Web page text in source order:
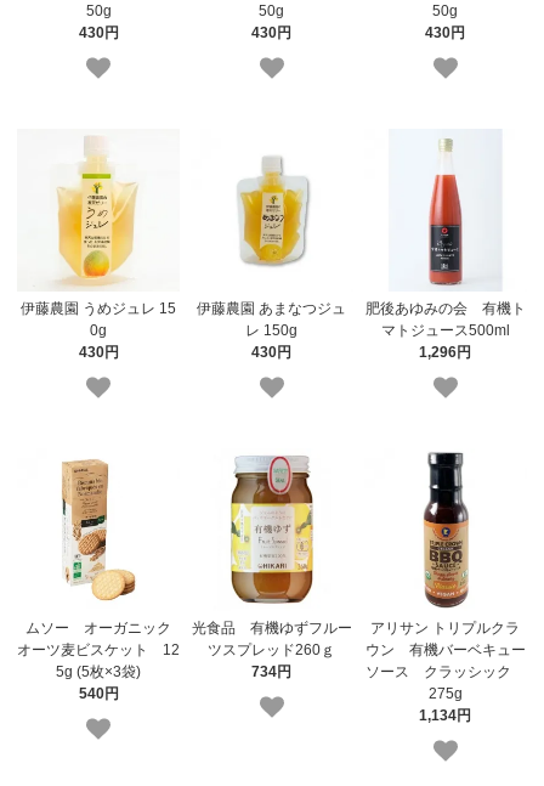
50g
430円
50g
430円
50g
430円
伊藤農園 うめジュレ 15
0g
430円
伊藤農園 あまなつジュ
レ 150g
430円
肥後あゆみの会 有機ト
マトジュース500ml
1,296円
ムソー オーガニック
オーツ麦ビスケット 12
5g (5枚×3袋)
540円
光食品 有機ゆずフルー
ツスプレッド260ｇ
734円
アリサン トリプルクラ
ウン 有機バーベキュー
ソース クラッシック
275g
1,134円